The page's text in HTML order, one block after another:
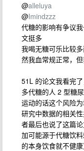
@alleluya
@Imindzzz
代糖的影响有争议
文挺多
我喝无糖可乐比较
然我血常规正常，
51L 的论文我看完
多代糖的人 2 型糖
运动的话这个风险
研究中数据的相关
者最后也说了这篇
加可能源于代糖饮
的本身饮食就不健